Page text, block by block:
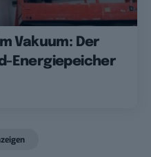
Vakuum: Der
Energiepeicher